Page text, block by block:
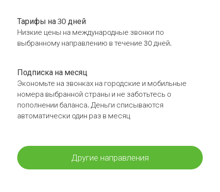
Тарифы на 30 дней
Низкие цены на международные звонки по
выбранному направлению в течение 30 дней.
Подписка на месяц
Экономьте на звонках на городские и мобильные
номера выбранной страны и не заботьтесь о
пополнении баланса. Деньги списываются
автоматически один раз в месяц
Другие направления